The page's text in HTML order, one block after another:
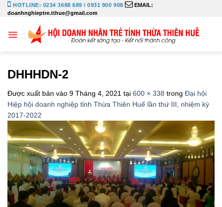
Bỏ
qua
dung
HOTLINE: 0234 3688 689 / 0931 900 908
EMAIL:
doanhnghieptre.tthue@gmail.com
DHHHDN-2
Được xuất bản vào 9 Tháng 4, 2021 tại 600 × 338 trong Đại hội
Hiệp hội doanh nghiệp tỉnh Thừa Thiên Huế lần thứ III, nhiệm kỳ
2017-2022